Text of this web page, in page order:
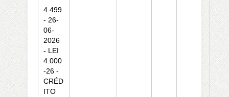
4.499
- 26-
06-
2026
- LEI
4.000
-26 -
CRÉD
ITO